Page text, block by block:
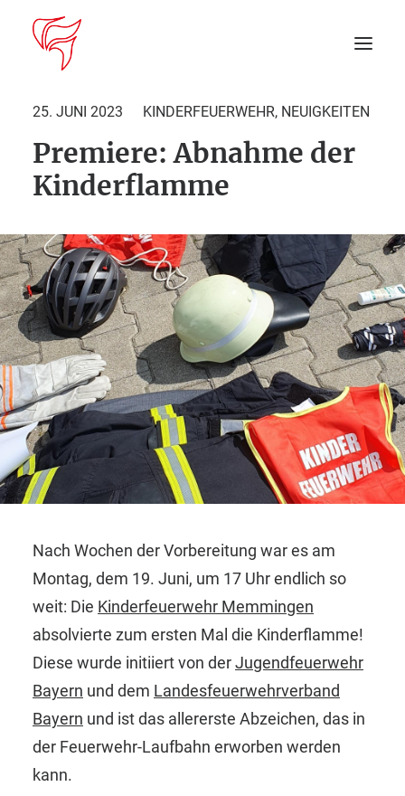
Startseite
DEIN EINSATZ
Suche
25. JUNI 2023 KINDERFEUERWEHR, NEUIGKEITEN
Premiere: Abnahme der
Kinderflamme
Nach Wochen der Vorbereitung war es am
Montag, dem 19. Juni, um 17 Uhr endlich so
weit: Die Kinderfeuerwehr Memmingen
absolvierte zum ersten Mal die Kinderflamme!
Diese wurde initiiert von derJugendfeuerwehr
Bayern und dem Landesfeuerwehrverband
Bayern und ist das allererste Abzeichen, das in
der Feuerwehr-Laufbahn erworben werden
kann.